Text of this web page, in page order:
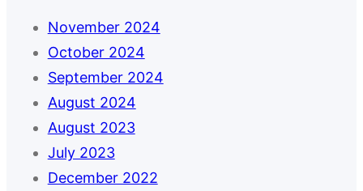
November 2024
October 2024
September 2024
August 2024
August 2023
July 2023
December 2022